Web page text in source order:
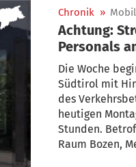
Chronik »
Achtung:
Personals
Die Woche
Südtirol mit
des
heutigen
Stunden.
Raum Bozen,